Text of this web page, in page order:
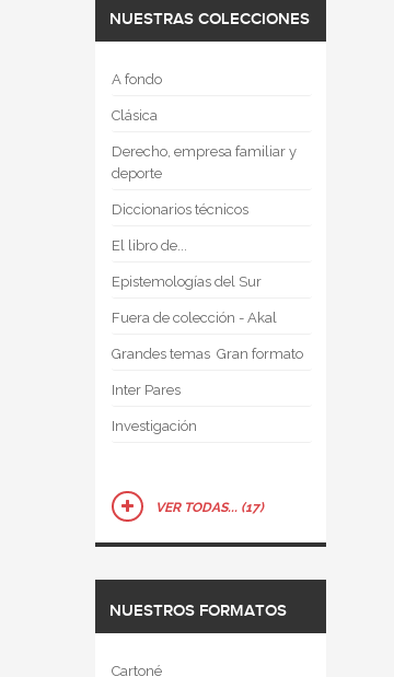
NUESTRAS COLECCIONES
A fondo
Clásica
Derecho, empresa familiar y
deporte
Diccionarios técnicos
El libro de...
Epistemologías del Sur
Fuera de colección - Akal
Grandes temas  Gran formato
Inter Pares
Investigación
VER TODAS... (17)
NUESTROS FORMATOS
Cartoné